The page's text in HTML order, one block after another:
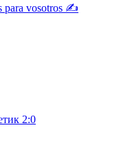
para vosotros ✍️
2:0